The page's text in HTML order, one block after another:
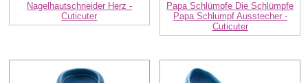
Nagelhautschneider Herz -
Cuticuter
Papa Schlümpfe Die Schlümpfe
Papa Schlumpf Ausstecher -
Cuticuter